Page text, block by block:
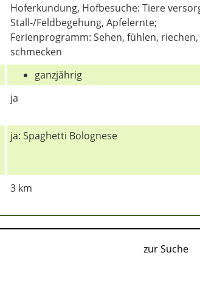
Hoferkundung, Hofbesuche: Tiere
Stall-/Feldbegehung, Apfelernte;
Ferienprogramm: Sehen, fühlen, riechen,
schmecken
ganzjährig
ja
ja: Spaghetti Bolognese
3 km
zur Suche